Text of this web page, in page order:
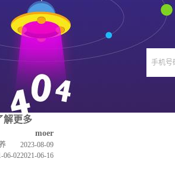
手机号
解更多
moer
2023-08-09
2021-06-16
06-02